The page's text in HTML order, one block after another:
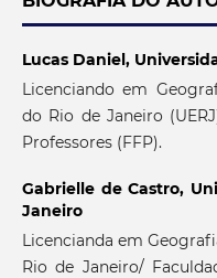
Lucas Daniel,
Licenciando em
do Rio de Janeiro
Professores (FFP).
Gabrielle de Castro,
Janeiro
Licencianda em
Rio de Janeiro/